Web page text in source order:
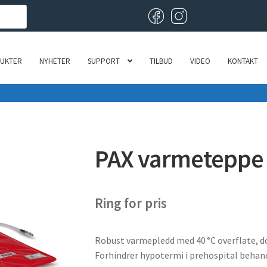
NYHETER SUPPORT TILBUD VIDEO KONTAKT
PAX varmeteppe
Ring for pris
Robust varmepledd med 40 °C
Forhindrer hypotermi i prehospital